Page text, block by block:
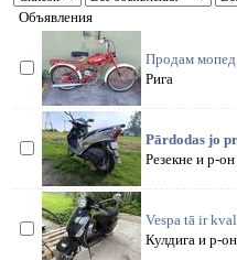
Объявления
Продам мопед
Рига
Pārdodas jo
Резекне и р-он
Vespa tā ir
Кулдига и р-он